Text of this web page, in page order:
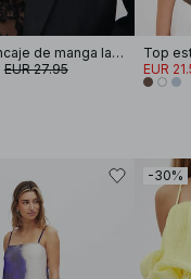
Top de encaje de manga larga
EUR 27.95
Top
EUR
-30%